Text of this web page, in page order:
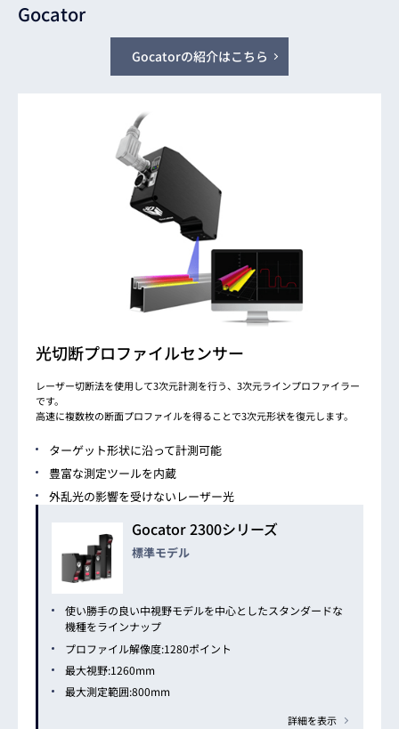
Gocator
Gocatorの紹介はこちら
光切断プロファイルセンサー
レーザー切断法を使用して3次元計測を行う、3次元ラインプロファイラー
です。
高速に複数枚の断面プロファイルを得ることで3次元形状を復元します。
ターゲット形状に沿って計測可能
豊富な測定ツールを内蔵
外乱光の影響を受けないレーザー光
Gocator 2300シリーズ
標準モデル
使い勝手の良い中視野モデルを中心としたスタンダードな
機種をラインナップ
プロファイル解像度:1280ポイント
最大視野:1260mm
最大測定範囲:800mm
詳細を表示